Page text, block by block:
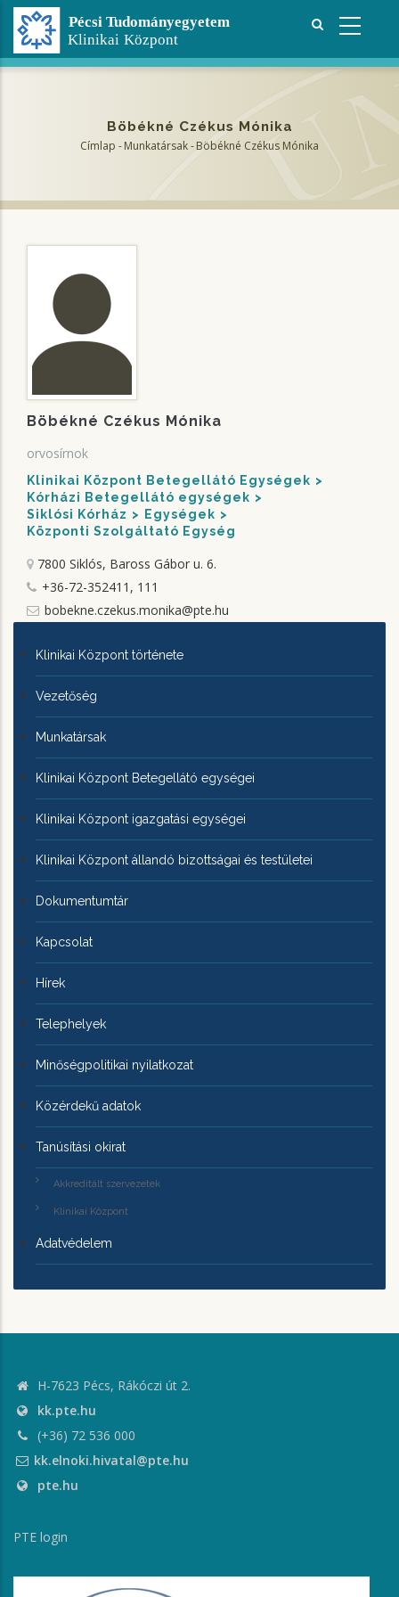
Ugrás
tartalomra
Böbékné Czékus Mónika
Címlap -Munkatársak-Böbékné Czékus Mónika
Böbékné Czékus Mónika
orvosírnok
Klinikai Központ Betegellátó Egységek
Kórházi Betegellátó egységek
Siklósi Kórház
Egységek
Központi Szolgáltató Egység
7800 Siklós, Baross Gábor u. 6.
+36-72-352411, 111
bobekne.czekus.monika@pte.hu
KLINIKAI
KÖZPONTRÓL
Klinikai Központ története
Vezetőség
Munkatársak
Klinikai Központ Betegellátó egységei
Klinikai Központ igazgatási egységei
Klinikai Központ állandó bizottságai és testületei
Dokumentumtár
Kapcsolat
Hírek
Telephelyek
Minőségpolitikai nyilatkozat
Közérdekű adatok
Tanúsítási okirat
Akkreditált szervezetek
Klinikai Központ
Adatvédelem
H-7623 Pécs, Rákóczi út 2.
kk.pte.hu
(+36) 72 536 000
kk.elnoki.hivatal@pte.hu
pte.hu
PTE login